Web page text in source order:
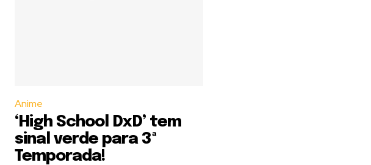
Anime
‘High School DxD’ tem
sinal verde para 3ª
Temporada!